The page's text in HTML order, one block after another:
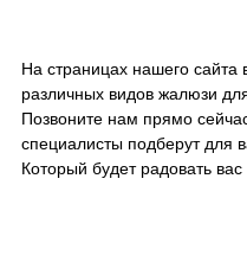
На страницах нашего
различных видов жалюзи
Позвоните нам прямо
специалисты подберут для
Который будет радовать